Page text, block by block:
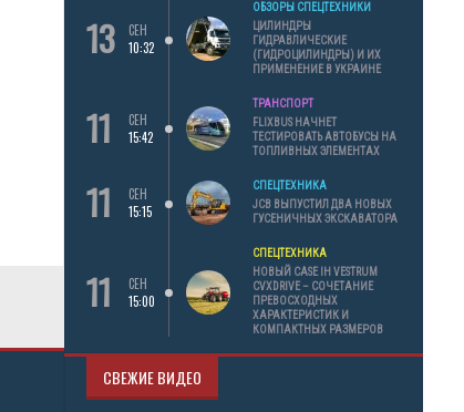
13
СЕН
10:32
ОБЗОРЫ СПЕЦТЕХНИКИ
ЦИЛИНДРЫ
ГИДРАВЛИЧЕСКИЕ
(ГИДРОЦИЛИНДРЫ) И ИХ
ПРИМЕНЕНИЕ В УКРАИНЕ
11
СЕН
15:42
ТРАНСПОРТ
FLIXBUS НАЧНЕТ
ТЕСТИРОВАТЬ АВТОБУСЫ НА
ТОПЛИВНЫХ ЭЛЕМЕНТАХ
11
СЕН
15:15
СПЕЦТЕХНИКА
JCB ВЫПУСТИЛ ДВА НОВЫХ
ГУСЕНИЧНЫХ ЭКСКАВАТОРА
11
СЕН
15:00
СПЕЦТЕХНИКА
НОВЫЙ CASE IH VESTRUM
CVXDRIVE – СОЧЕТАНИЕ
ПРЕВОСХОДНЫХ
ХАРАКТЕРИСТИК И
КОМПАКТНЫХ РАЗМЕРОВ
СВЕЖИЕ ВИДЕО